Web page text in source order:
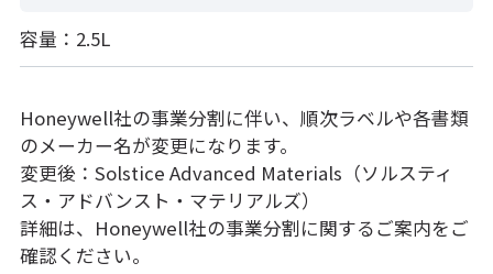
容量：2.5L
Honeywell社の事業分割に伴い、順次ラベルや各書類
のメーカー名が変更になります。
変更後：Solstice Advanced Materials（ソルスティ
ス・アドバンスト・マテリアルズ）
詳細は、Honeywell社の事業分割に関するご案内をご
確認ください。